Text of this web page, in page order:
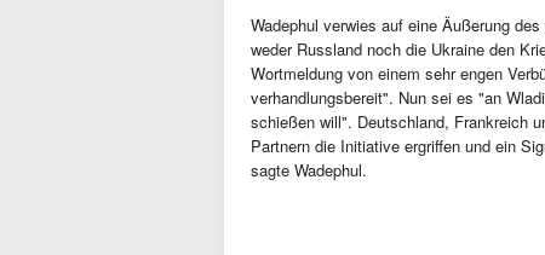
Wadephul verwies auf eine Äußerung
weder Russland noch die Ukraine den
Wortmeldung von einem sehr engen
verhandlungsbereit". Nun sei es "an
schießen will". Deutschland, Frankreich
Partnern die Initiative ergriffen und ein
sagte Wadephul.